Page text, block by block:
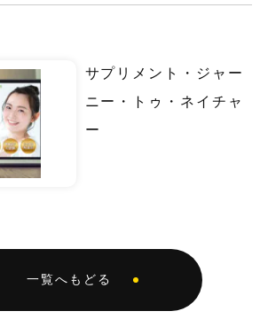
サプリメント・ジャー
ニー・トゥ・ネイチャ
ー
一覧へもどる